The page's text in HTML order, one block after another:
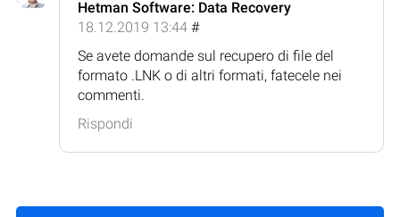
Hetman Software: Data Recovery
18.12.2019 13:44 #
Se avete domande sul recupero di file del
formato .LNK o di altri formati, fatecele nei
commenti.
Rispondi